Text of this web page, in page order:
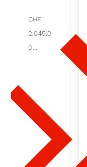
-
CHF
2,045.0
0